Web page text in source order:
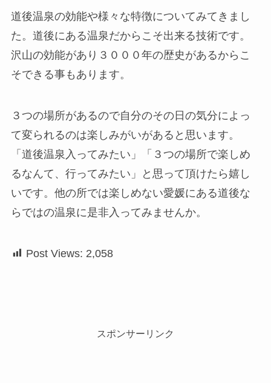
道後温泉の効能や様々な特徴についてみてきまし
た。道後にある温泉だからこそ出来る技術です。
沢山の効能があり３０００年の歴史があるからこ
そできる事もあります。
３つの場所があるので自分のその日の気分によっ
て変られるのは楽しみがいがあると思います。
「道後温泉入ってみたい」「３つの場所で楽しめ
るなんて、行ってみたい」と思って頂けたら嬉し
いです。他の所では楽しめない愛媛にある道後な
らではの温泉に是非入ってみませんか。
Post Views: 2,058
スポンサーリンク